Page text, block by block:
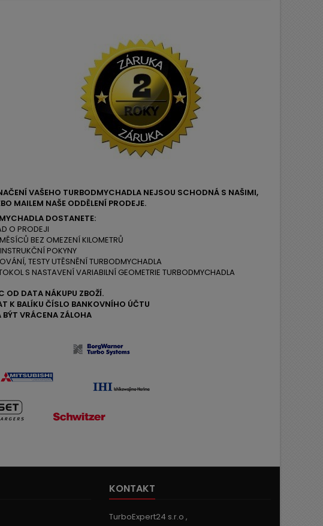
VAŠEHO TURBODMYCHADLA NEJSOU SCHODNÁ S NAŠIMI,
MAILEM NAŠE ODDĚLENÍ PRODEJE.
DOSTANETE:
O PRODEJI
BEZ OMEZENÍ KILOMETRŮ
POKYNY
TESTY UTĚSNĚNÍ TURBODMYCHADLA
S NASTAVENÍ VARIABILNÍ GEOMETRIE TURBODMYCHADLA
OD DATA NÁKUPU ZBOŽÍ.
K BALÍKU ČÍSLO BANKOVNÍHO ÚČTU
BÝT VRÁCENA ZÁLOHA
KONTAKT
TurboExpert24 s.r.o ,